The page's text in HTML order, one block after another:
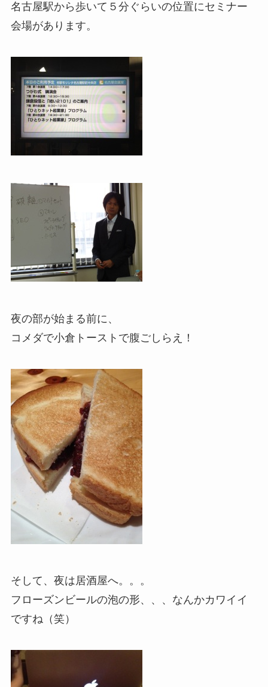
名古屋駅から歩いて５分ぐらいの位置にセミナー
会場があります。
夜の部が始まる前に、
コメダで小倉トーストで腹ごしらえ！
そして、夜は居酒屋へ。。。
フローズンビールの泡の形、、、なんかカワイイ
ですね（笑）